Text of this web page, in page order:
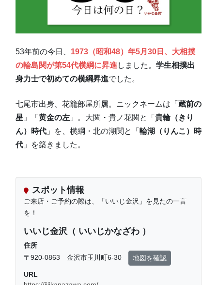
53年前の今日、 1973（昭和48）年5月30日、大相撲
の輪島関が第54代横綱に昇進 しました。 学生相撲出
身力士で初めての横綱昇進でした。
七尾市出身、花籠部屋所属。ニックネームは「 蔵前の
星 」「 黄金の左 」。大関・貴ノ花関と「 貴輪（きり
ん）時代 」を、横綱・北の湖関と「 輪湖（りんこ）時
代 」を築きました。
スポット情報
ご来店・ご予約の際は、「いいじ金沢」を見たの一言
を！
いいじ金沢（ いいじかなざわ ）
住所
〒920-0863 金沢市玉川町6-30
地図を確認
URL